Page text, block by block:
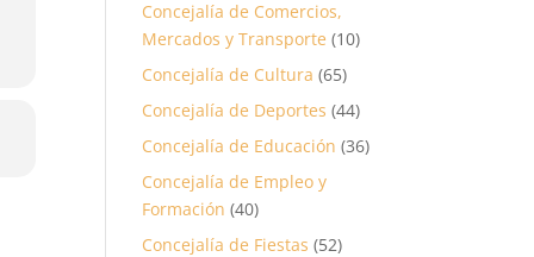
Concejalía de Comercios,
Mercados y Transporte (10)
Concejalía de Cultura (65)
Concejalía de Deportes (44)
Concejalía de Educación (36)
Concejalía de Empleo y
Formación (40)
Concejalía de Fiestas (52)